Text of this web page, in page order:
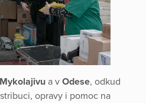
Mykolajivu a v Odese, odkud
opravy i pomoc na